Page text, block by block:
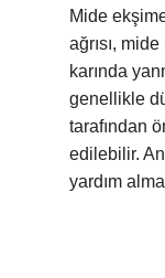
Mide
ağrısı,
karında
genellikle
tarafından
edilebilir.
yardım